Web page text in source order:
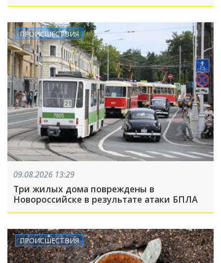
ПРОИСШЕСТВИЯ
09.08.2026 13:29
Три жилых дома повреждены в
Новороссийске в результате атаки БПЛА
ПРОИСШЕСТВИЯ